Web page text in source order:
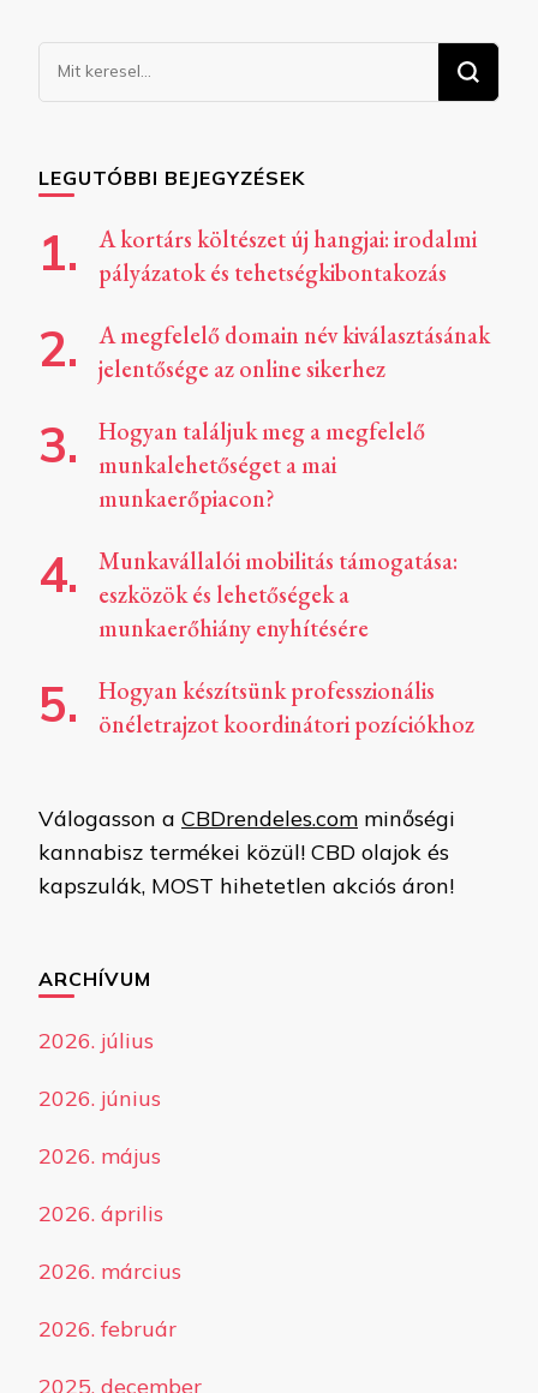
LEGUTÓBBI BEJEGYZÉSEK
A kortárs költészet új hangjai: irodalmi
pályázatok és tehetségkibontakozás
A megfelelő domain név kiválasztásának
jelentősége az online sikerhez
Hogyan találjuk meg a megfelelő
munkalehetőséget a mai
munkaerőpiacon?
Munkavállalói mobilitás támogatása:
eszközök és lehetőségek a
munkaerőhiány enyhítésére
Hogyan készítsünk professzionális
önéletrajzot koordinátori pozíciókhoz
Válogasson a CBDrendeles.com minőségi
kannabisz termékei közül! CBD olajok és
kapszulák, MOST hihetetlen akciós áron!
ARCHÍVUM
2026. július
2026. június
2026. május
2026. április
2026. március
2026. február
2025. december